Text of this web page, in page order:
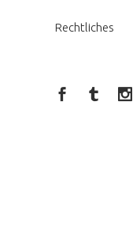
Rechtliches